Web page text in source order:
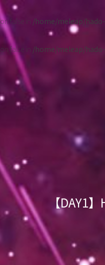
false in /home/meleap/
false in /home/meleap/
【DAY1